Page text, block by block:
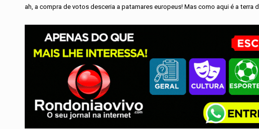
ah, a compra de votos desceria a patamares europeus! Mas como aqui é a terra